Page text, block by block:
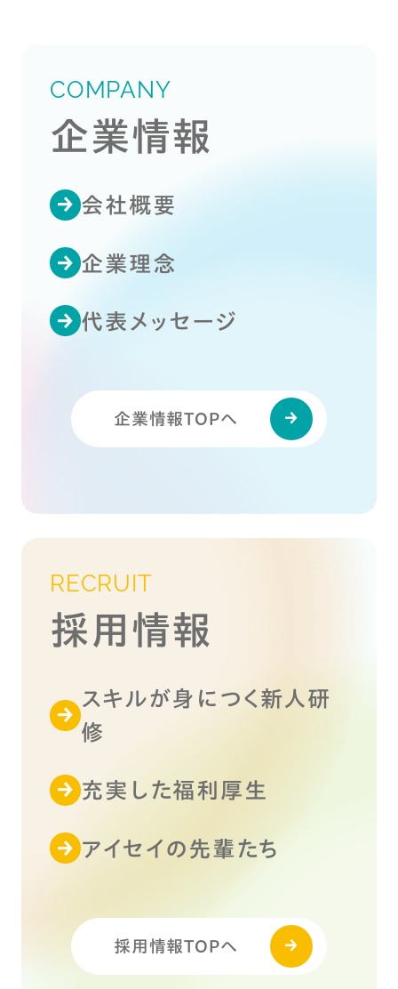
COMPANY
企業情報
会社概要
企業理念
代表メッセージ
企業情報TOPへ
RECRUIT
採用情報
スキルが身につく新人研
修
充実した福利厚生
アイセイの先輩たち
採用情報TOPへ